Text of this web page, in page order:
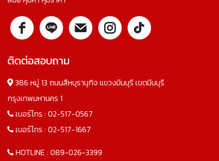
ติดต่อสอบถาม
386 หมู่ 13 ถนนสีหบุรานุกิจ แขวงมีนบุรี เขตมีนบุรี
กรุงเทพมหานคร 1
เบอร์โทร : 02-517-0567
เบอร์โทร : 02-517-1667
HOTLINE : 089-026-3399